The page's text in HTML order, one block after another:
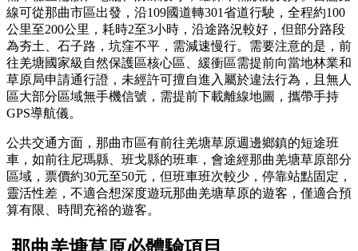
線可從那曲市區出發，沿109國道轉301省道行駛，全程約100
公里至200公里，耗時2至3小時，沿途路況較好，但部分路段
為夯土、石子路，坑窪不平，需減速慢行。需要注意的是，前
往羌塘國家級自然保護區核心區、緩衝區需提前向當地林業和
草原局申請通行證，未經許可擅自進入屬於違法行為，且無人
區大部分區域無手機信號，需提前下載離線地圖，攜帶手持
GPS導航儀。
公共交通方面，那曲市區有前往羌塘草原週邊鄉鎮的短途班
車，如前往尼瑪縣、班戈縣的班車，會途經那曲羌塘草原部分
區域，票價約30元至50元，但班車班次較少，停靠站點固定，
靈活性差，不適合想深度遊玩那曲羌塘草原的遊客，僅適合預
算有限、時間充裕的遊客。